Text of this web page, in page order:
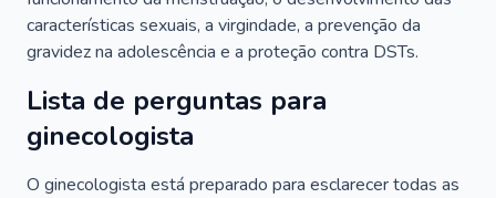
características sexuais, a virgindade, a prevenção da
gravidez na adolescência e a proteção contra DSTs.
Lista de perguntas para
ginecologista
O ginecologista está preparado para esclarecer todas as